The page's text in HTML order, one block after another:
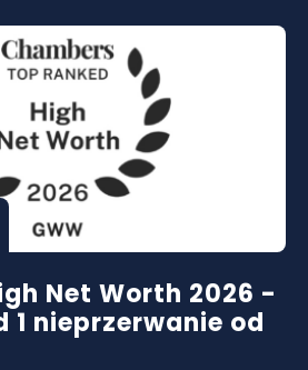
Net Worth 2026 -
1 nieprzerwanie od